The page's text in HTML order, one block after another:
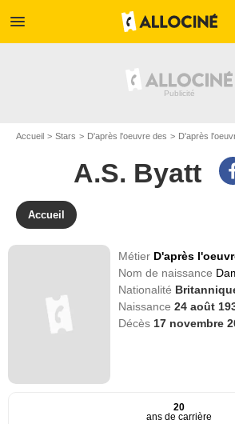
menu
Accueil Stars D'après l'oeuvre des D'après
A.S. Byatt
Accueil
Métier D'après
Nom de naissance
Nationalité
Naissance24 août
Décès 17 novembre
20
ans de carrière